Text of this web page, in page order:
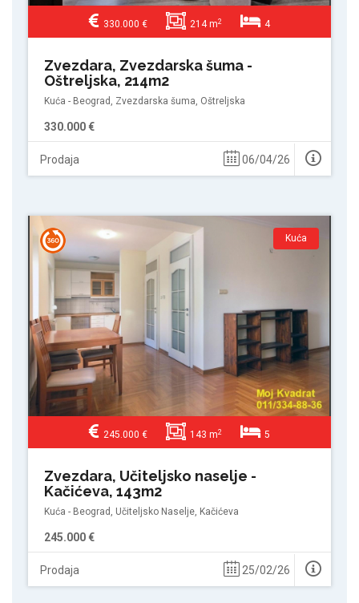
330.000 € 214 m2 4
Zvezdara, Zvezdarska šuma -
Oštreljska, 214m2
Kuća - Beograd, Zvezdarska šuma, Oštreljska
330.000 €
Prodaja 06/04/26
Kuća
245.000 € 143 m2 5
Zvezdara, Učiteljsko naselje -
Kačićeva, 143m2
Kuća - Beograd, Učiteljsko Naselje, Kačićeva
245.000 €
Prodaja 25/02/26